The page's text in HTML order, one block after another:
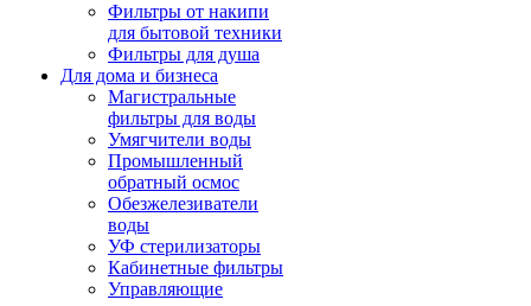
Фильтры от накипи
для бытовой техники
Фильтры для душа
Для дома и бизнеса
Магистральные
фильтры для воды
Умягчители воды
Промышленный
обратный осмос
Обезжелезиватели
воды
УФ стерилизаторы
Кабинетные фильтры
Управляющие